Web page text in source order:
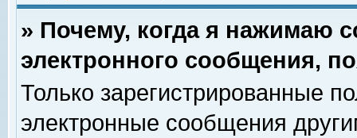
» Почему, когда я нажимаю
электронного сообщения,
Только зарегистрированные
электронные сообщения